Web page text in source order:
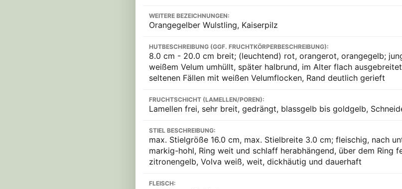
WEITERE BEZEICHNUNGEN:
Orangegelber Wulstling, Kaiserpilz
HUTBESCHREIBUNG (GGF. FRUCHTKÖRPERBESCHREIBUNG):
8.0 cm - 20.0 cm breit; (leuchtend) rot, orangerot, orangegelb;
weißem Velum umhüllt, später halbrund, im Alter flach
seltenen Fällen mit weißen Velumflocken, Rand deutlich gerieft
FRUCHTSCHICHT (LAMELLEN/POREN):
Lamellen frei, sehr breit, gedrängt, blassgelb bis goldgelb,
STIEL BESCHREIBUNG:
max. Stielgröße 16.0 cm, max. Stielbreite 3.0 cm; fleischig, nach
markig-hohl, Ring weit und schlaff herabhängend, über dem Ring
zitronengelb, Volva weiß, weit, dickhäutig und dauerhaft
FLEISCH: